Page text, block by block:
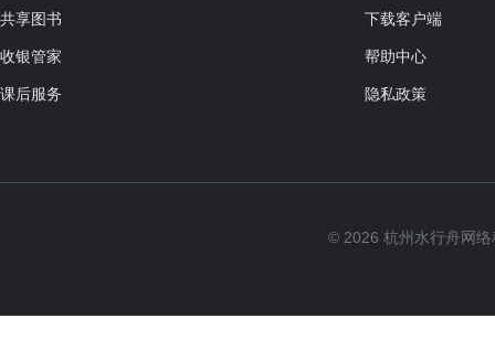
共90课时，每课时8分钟
共享图书
收银管家
课后服务
下载客户端
帮助中心
隐私政策
© 2026 杭州水行舟网